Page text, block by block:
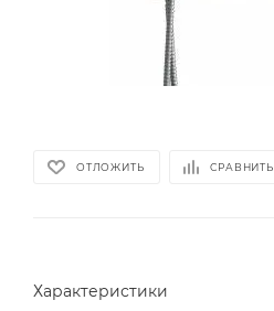
ОТЛОЖИТЬ СРАВНИТЬ
Характеристики